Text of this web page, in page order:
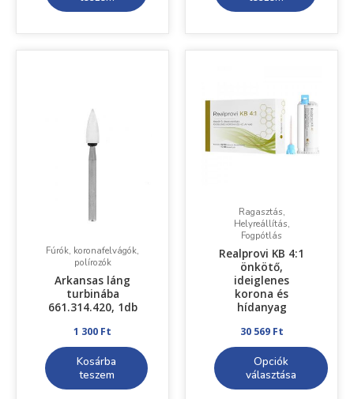
Fúrók, koronafelvágók,
polírozók
Arkansas láng
turbinába
661.314.420, 1db
1 300 Ft
Kosárba
teszem
Ragasztás,
Helyreállítás,
Fogpótlás
Realprovi KB 4:1
önkötő,
ideiglenes
korona és
hídanyag
30 569 Ft
Opciók
választása
több
variációja
van.
A
választhatók
ki